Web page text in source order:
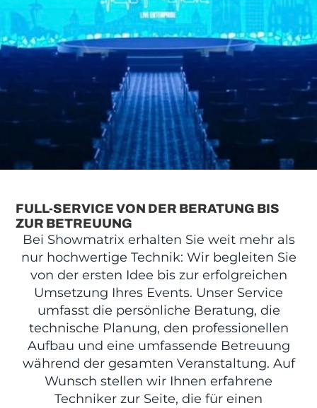
FULL-SERVICE VON DER BERATUNG BIS
ZUR BETREUUNG
Bei Showmatrix erhalten Sie weit mehr als
nur hochwertige Technik: Wir begleiten Sie
von der ersten Idee bis zur erfolgreichen
Umsetzung Ihres Events. Unser Service
umfasst die persönliche Beratung, die
technische Planung, den professionellen
Aufbau und eine umfassende Betreuung
während der gesamten Veranstaltung. Auf
Wunsch stellen wir Ihnen erfahrene
Techniker zur Seite, die für einen